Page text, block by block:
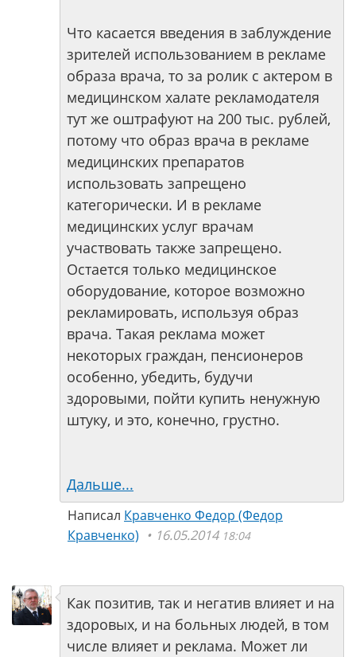
Что касается введения в заблуждение
зрителей использованием в рекламе
образа врача, то за ролик с актером в
медицинском халате рекламодателя
тут же оштрафуют на 200 тыс. рублей,
потому что образ врача в рекламе
медицинских препаратов
использовать запрещено
категорически. И в рекламе
медицинских услуг врачам
участвовать также запрещено.
Остается только медицинское
оборудование, которое возможно
рекламировать, используя образ
врача. Такая реклама может
некоторых граждан, пенсионеров
особенно, убедить, будучи
здоровыми, пойти купить ненужную
штуку, и это, конечно, грустно.
Дальше...
Написал Кравченко Федор (Федор
Кравченко)
16.05.2014 18:04
Как позитив, так и негатив влияет и на
здоровых, и на больных людей, в том
числе влияет и реклама. Может ли